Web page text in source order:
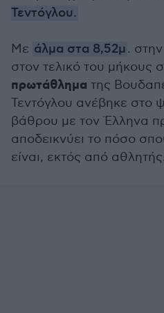
Τεντόγλου.
Με άλμα στα 8,52μ.
στον τελικό του μήκους
πρωτάθλημα της
Τεντόγλου ανέβηκε στο
βάθρου με τον Έλληνα
αποδεικνύει το πόσο
είναι, εκτός από αθλητής.